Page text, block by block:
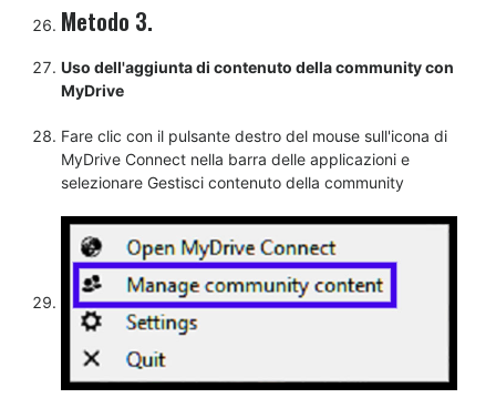
Metodo 3.
Uso dell'aggiunta di contenuto della community con
MyDrive
Fare clic con il pulsante destro del mouse sull'icona di
MyDrive Connect nella barra delle applicazioni e
selezionare Gestisci contenuto della community